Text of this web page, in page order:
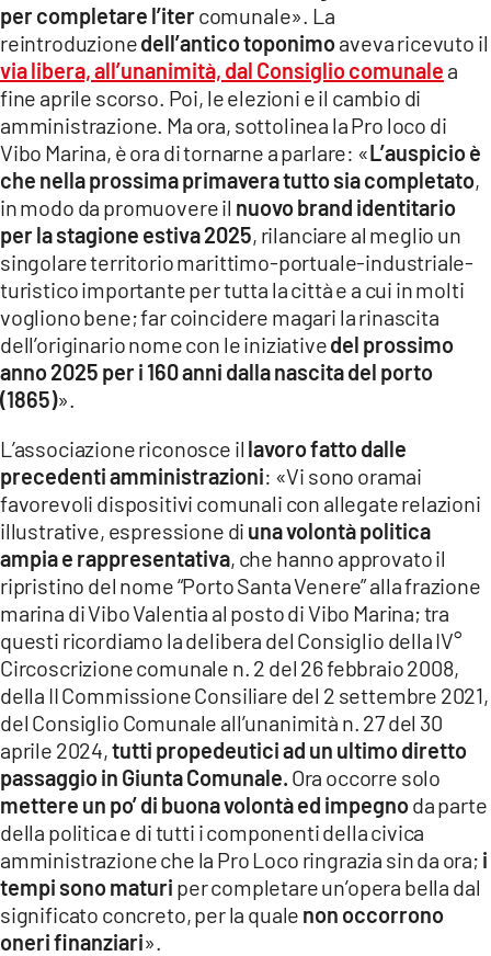
LACITYMAG.IT
ILREGGINO.IT
COSENZACHANNEL.IT
ILVIBONESE.IT
CATANZAROCHANNEL.IT
LACAPITALENEWS.IT
App
ANDROID
APPLE
per completare l’itercomunale». La
reintroduzionedell’antico toponimoaveva ricevuto il
via libera, all’unanimità, dal Consiglio comunale a
fine aprile scorso. Poi, le elezioni e il cambio di
amministrazione. Ma ora, sottolinea la Pro loco di
Vibo Marina, è ora di tornarne a parlare: «L’auspicio è
che nella prossima primavera tutto sia completato,
in modo da promuovere il nuovo brand identitario
per la stagione estiva 2025, rilanciare al meglio un
singolare territorio marittimo-portuale-industriale-
turistico importante per tutta la città e a cui in molti
vogliono bene; far coincidere magari la rinascita
dell’originario nome con le iniziativedel prossimo
anno 2025 per i 160 anni dalla nascita del porto
(1865)».
L’associazione riconosce il lavoro fatto dalle
precedenti amministrazioni: «Vi sono oramai
favorevoli dispositivi comunali con allegate relazioni
illustrative, espressione di una volontà politica
ampia e rappresentativa, che hanno approvato il
ripristino del nome “Porto Santa Venere” alla frazione
marina di Vibo Valentia al posto di Vibo Marina; tra
questi ricordiamo la delibera del Consiglio della IV°
Circoscrizione comunale n. 2 del 26 febbraio 2008,
della II Commissione Consiliare del 2 settembre 2021,
del Consiglio Comunale all’unanimità n. 27 del 30
aprile 2024,tutti propedeutici ad un ultimo diretto
passaggio in Giunta Comunale. Ora occorre solo
mettere un po’ di buona volontà ed impegnoda parte
della politica e di tutti i componenti della civica
amministrazione che la Pro Loco ringrazia sin da ora; i
tempi sono maturi per completare un’opera bella dal
significato concreto, per la quale non occorrono
oneri finanziari».